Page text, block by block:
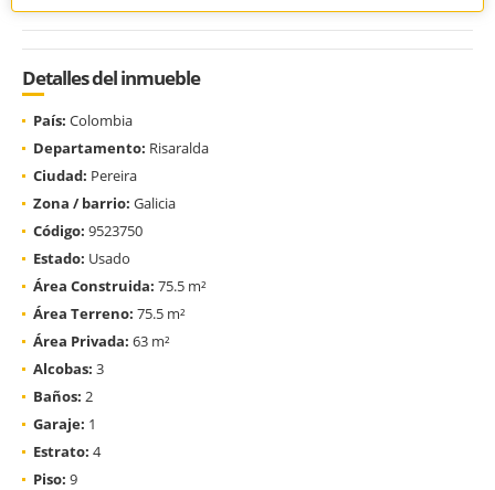
Detalles del inmueble
País: Colombia
Departamento: Risaralda
Ciudad: Pereira
Zona / barrio: Galicia
Código: 9523750
Estado: Usado
Área Construida: 75.5 m²
Área Terreno: 75.5 m²
Área Privada: 63 m²
Alcobas: 3
Baños: 2
Garaje: 1
Estrato: 4
Piso: 9